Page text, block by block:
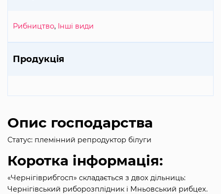
Рибництво, Інші види
Продукція
Опис господарства
Статус: племінний репродуктор білуги
Коротка інформація:
«Чернігіврибгосп» складається з двох дільниць:
Чернігівський риборозплідник і Мньовський рибцех.